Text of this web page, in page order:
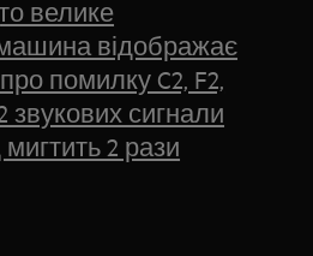
велике
відображає
помилку C2, F2,
звукових сигнали
2 рази